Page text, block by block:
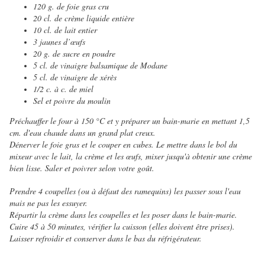
120 g. de foie gras cru
20 cl. de crème liquide entière
10 cl. de lait entier
3 jaunes d’œufs
20 g. de sucre en poudre
5 cl. de vinaigre balsamique de Modane
5 cl. de vinaigre de xérès
1/2 c. à c. de miel
Sel et poivre du moulin
Préchauffer le four à 150 °C et y préparer un bain-marie en mettant 1,5
cm. d'eau chaude dans un grand plat creux.
Dénerver le foie gras et le couper en cubes. Le mettre dans le bol du
mixeur avec le lait, la crème et les œufs, mixer jusqu'à obtenir une crème
bien lisse. Saler et poivrer selon votre goût.
Prendre 4 coupelles (ou à défaut des ramequins) les passer sous l'eau
mais ne pas les essuyer.
Répartir la crème dans les coupelles et les poser dans le bain-marie.
Cuire 45 à 50 minutes, vérifier la cuisson (elles doivent être prises).
Laisser refroidir et conserver dans le bas du réfrigérateur.